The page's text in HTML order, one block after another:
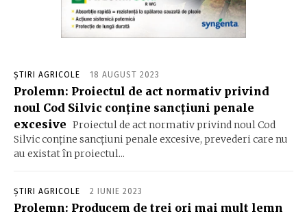
ȘTIRI AGRICOLE 18 AUGUST 2023
Prolemn: Proiectul de act normativ privind
noul Cod Silvic conţine sancţiuni penale
excesive Proiectul de act normativ privind noul Cod
Silvic conţine sancţiuni penale excesive, prevederi care nu
au existat în proiectul...
ȘTIRI AGRICOLE 2 IUNIE 2023
Prolemn: Producem de trei ori mai mult lemn